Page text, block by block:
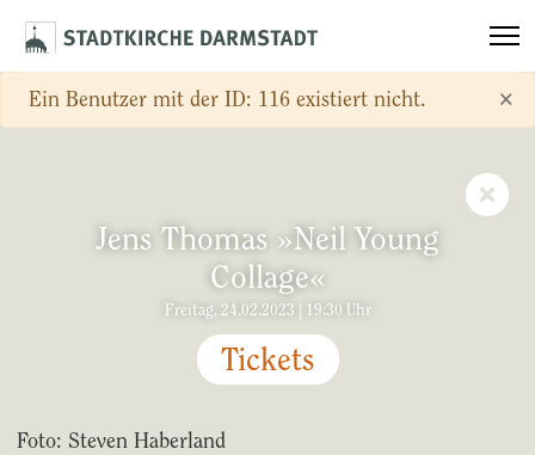
×
Warnung
Ein Benutzer mit der ID: 116 existiert nicht.
Jens Thomas »Neil Young
Collage«
Freitag, 24.02.2023 | 19:30 Uhr
Tickets
Foto: Steven Haberland